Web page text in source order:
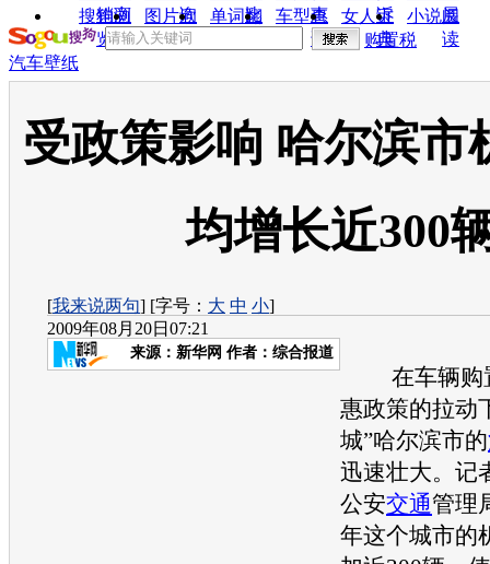
销商
询
比
惠
诉
展
搜狗浏
览器
图片欣
赏
单词翻
车型查
询
女人宝
典
小说阅
读
购置税
汽车壁纸
受政策影响 哈尔滨市
均增长近300
[我来说两句] [字号： 大 中 小]
2009年08月20日07:21
来源： 新华网 作者：综合报道
在车辆购
惠政策的拉动
城”哈尔滨市的
迅速壮大。记
公安交通管理
年这个城市的